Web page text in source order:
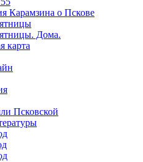
Карамзина о Пскове
Дома.
карта
Псковской